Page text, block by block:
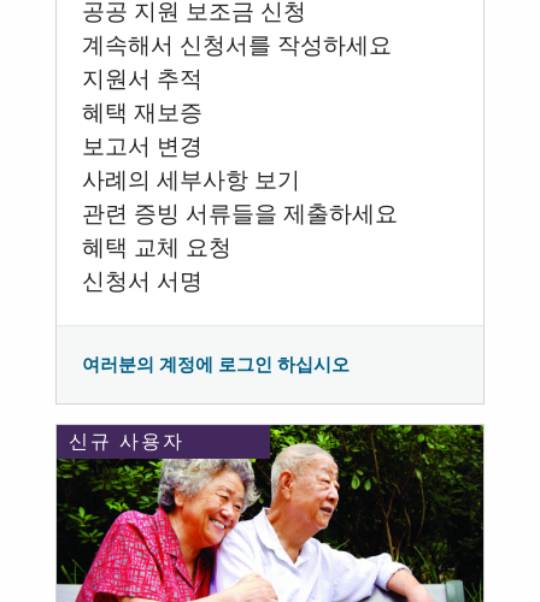
공공 지원 보조금 신청
계속해서 신청서를 작성하세요
지원서 추적
혜택 재보증
보고서 변경
사례의 세부사항 보기
관련 증빙 서류들을 제출하세요
혜택 교체 요청
신청서 서명
여러분의 계정에 로그인 하십시오
신규 사용자